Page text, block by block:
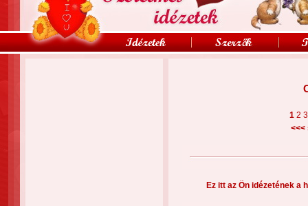
1 2
<<<
Ez itt az Ön idézetének a